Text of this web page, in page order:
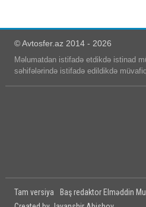
© Avtosfer.az 2014 - 2026
Məlumatdan istifadə etdikdə istinad
səhifələrində istifadə edildikdə
Tam versiya
Baş redaktor Elməddin